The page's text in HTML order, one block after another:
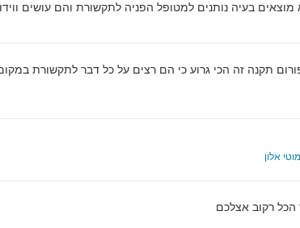
בעיה נותנים למטופל הפניה לתקשורת והם עושים
תקנה זה הכי גרוע כי הם רצים על כל דבר לתקשורת
אלון
רקוב אצלכם